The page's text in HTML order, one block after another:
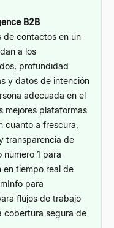
B2B
de contactos en un
a los
profundidad
y datos de intención
adecuada en el
mejores plataformas
cuanto a frescura,
transparencia de
1 para
en tiempo real de
para
flujos de trabajo
cobertura segura de